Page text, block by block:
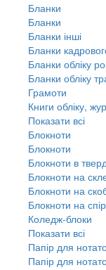
Бланки
Бланки
Бланки інші
Бланки
Бланки обліку
Бланки обліку
Грамоти
Книги обліку,
Показати всі
Блокноти
Блокноти
Блокноти в
Блокноти на
Блокноти на
Блокноти на
Коледж-блоки
Показати всі
Папір для
Папір для